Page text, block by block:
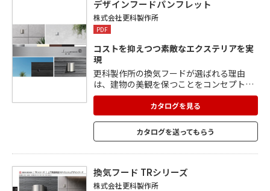
デザインフードパンフレット
株式会社更科製作所
PDF
コストを抑えつつ素敵なエクステリアを実
現
更科製作所の換気フードが選ばれる理由
は、建物の美観を保つことをコンセプトに
設計された、これまでにない洗練された
「デザインフード」だからです。 日本国内
で唯一の、換気フードに特化した直販メー
カーで、コストダウンも実現。 デザインは
もちろん、換気フードの性能として求めら
た生産体制で実現しています。
カタログを見る
カタログを送ってもらう
換気フード TRシリーズ
株式会社更科製作所